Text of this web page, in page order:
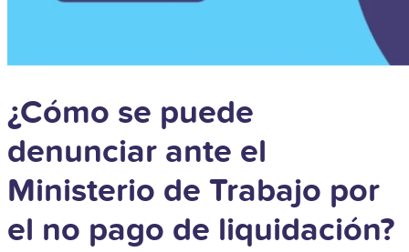
¿Cómo se puede
denunciar ante el
Ministerio de Trabajo por
el no pago de liquidación?